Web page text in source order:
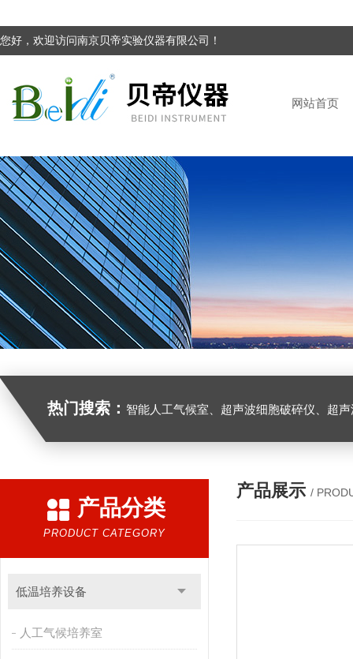
您好，欢迎访问南京贝帝实验仪器有限公司！
网站首页
热门搜索： 智能人工气候室、超声波细胞破碎仪、超
产品分类
PRODUCT CATEGORY
低温培养设备
人工气候培养室
产品展示 /